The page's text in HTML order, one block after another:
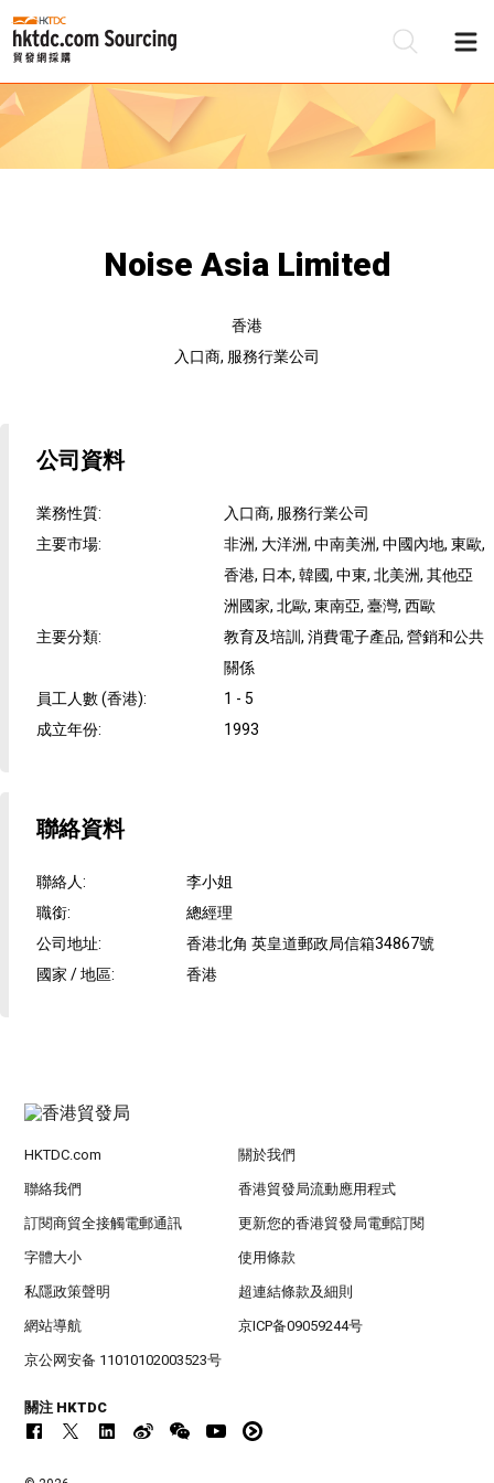
Noise Asia Limited
香港
入口商, 服務行業公司
公司資料
業務性質:
入口商, 服務行業公司
主要市場:
非洲, 大洋洲, 中南美洲, 中國內地, 東歐,
香港, 日本, 韓國, 中東, 北美洲, 其他亞
洲國家, 北歐, 東南亞, 臺灣, 西歐
主要分類:
教育及培訓, 消費電子產品, 營銷和公共
關係
員工人數 (香港):
1 - 5
成立年份: 1993
聯絡資料
聯絡人:
李小姐
職銜:
總經理
公司地址:
香港北角 英皇道郵政局信箱34867號
國家 / 地區: 香港
HKTDC.com 關於我們
聯絡我們 香港貿發局流動應用程式
訂閱商貿全接觸電郵通訊 更新您的香港貿發局電郵訂閱
字體大小 使用條款
私隱政策聲明 超連結條款及細則
網站導航 京ICP备09059244号
京公网安备 11010102003523号
關注 HKTDC